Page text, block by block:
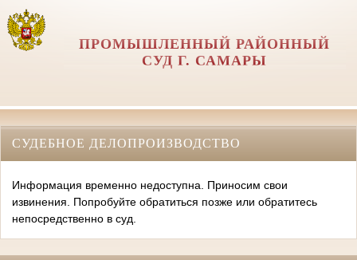
ПРОМЫШЛЕННЫЙ РАЙОННЫЙ
СУД Г. САМАРЫ
СУДЕБНОЕ ДЕЛОПРОИЗВОДСТВО
Информация временно недоступна. Приносим свои
извинения. Попробуйте обратиться позже или обратитесь
непосредственно в суд.